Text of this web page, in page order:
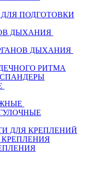
ПОДГОТОВКИ
ДЫХАНИЯ
ДЫХАНИЯ
РИТМА
ДЛЯ КРЕПЛЕНИЙ